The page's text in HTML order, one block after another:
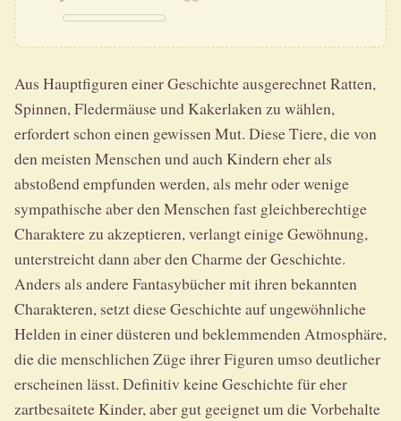
Aus Hauptfiguren einer Geschichte ausgerechnet Ratten,
Spinnen, Fledermäuse und Kakerlaken zu wählen,
erfordert schon einen gewissen Mut. Diese Tiere, die von
den meisten Menschen und auch Kindern eher als
abstoßend empfunden werden, als mehr oder wenige
sympathische aber den Menschen fast gleichberechtige
Charaktere zu akzeptieren, verlangt einige Gewöhnung,
unterstreicht dann aber den Charme der Geschichte.
Anders als andere Fantasybücher mit ihren bekannten
Charakteren, setzt diese Geschichte auf ungewöhnliche
Helden in einer düsteren und beklemmenden Atmosphäre,
die die menschlichen Züge ihrer Figuren umso deutlicher
erscheinen lässt. Definitiv keine Geschichte für eher
zartbesaitete Kinder, aber gut geeignet um die Vorbehalte